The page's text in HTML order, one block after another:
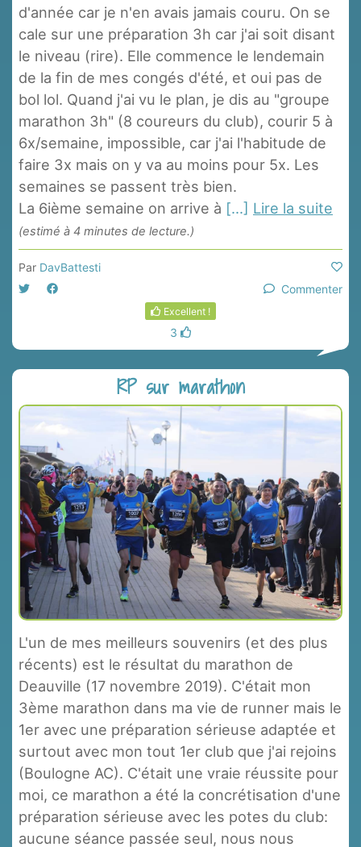
d'année car je n'en avais jamais couru. On se
cale sur une préparation 3h car j'ai soit disant
le niveau (rire). Elle commence le lendemain
de la fin de mes congés d'été, et oui pas de
bol lol. Quand j'ai vu le plan, je dis au "groupe
marathon 3h" (8 coureurs du club), courir 5 à
6x/semaine, impossible, car j'ai l'habitude de
faire 3x mais on y va au moins pour 5x. Les
semaines se passent très bien.
La 6ième semaine on arrive à [...] Lire la suite
(estimé à 4 minutes de lecture.)
Par DavBattesti
Commenter
Excellent !
3
RP sur marathon
L'un de mes meilleurs souvenirs (et des plus
récents) est le résultat du marathon de
Deauville (17 novembre 2019). C'était mon
3ème marathon dans ma vie de runner mais le
1er avec une préparation sérieuse adaptée et
surtout avec mon tout 1er club que j'ai rejoins
(Boulogne AC). C'était une vraie réussite pour
moi, ce marathon a été la concrétisation d'une
préparation sérieuse avec les potes du club:
aucune séance passée seul, nous nous